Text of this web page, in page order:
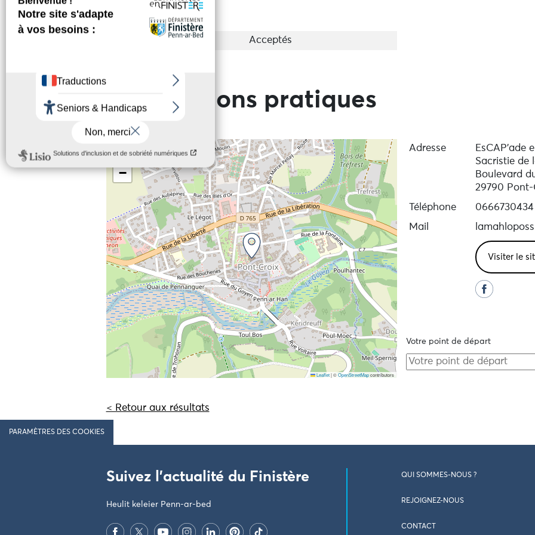
Acceptés
Informations pratiques
+
−
Leaflet |©OpenStreetMapcontributors
Adresse
EsCAP’ade
Sacristie de
Boulevard
29790 Pont-
Téléphone
0666730434
Mail
Visiter le
Votre point de départ
< Retour aux résultats
PARAMÈTRES DES COOKIES
Suivez l'actualité du Finistère
Heulit keleier Penn-ar-bed
QUI SOMMES-NOUS ?
REJOIGNEZ-NOUS
CONTACT